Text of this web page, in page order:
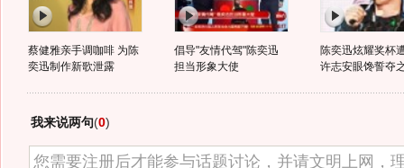
蔡健雅亲手调咖啡 为陈
奕迅制作新歌泄露
倡导"友情代驾"陈奕迅
担当形象大使
陈奕迅炫耀奖杯
许志安眼馋誓夺
我来说两句(0)